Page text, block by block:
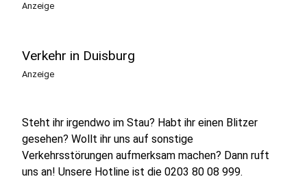
Anzeige
Verkehr in Duisburg
Anzeige
Steht ihr irgendwo im Stau? Habt ihr einen Blitzer
gesehen? Wollt ihr uns auf sonstige
Verkehrsstörungen aufmerksam machen? Dann ruft
uns an! Unsere Hotline ist die 0203 80 08 999.